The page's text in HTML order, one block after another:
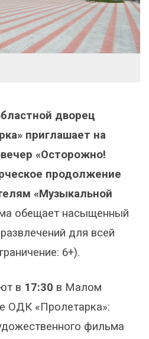
дворец
приглашает на
«Осторожно!
продолжение
«Музыкальной
обещает насыщенный
для всей
6+).
в 17:30 в Малом
ОДК «Пролетарка»:
фильма